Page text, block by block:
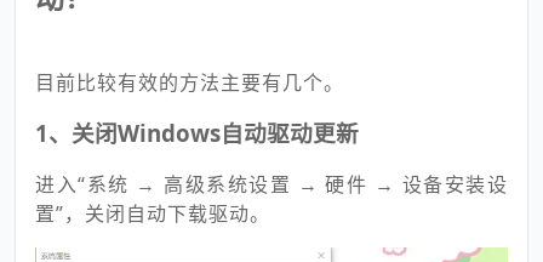
目前比较有效的方法主要有几个。
1、关闭Windows自动驱动更新
进入“系统 → 高级系统设置 → 硬件 → 设备安装设
置”，关闭自动下载驱动。